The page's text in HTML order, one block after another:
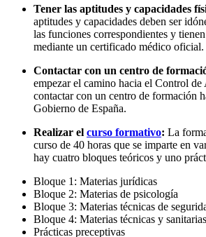
Tener las aptitudes y capacidades
aptitudes y capacidades deben ser
las funciones correspondientes y
mediante un certificado médico oficial.
Contactar con un centro de
empezar el camino hacia el Control de
contactar con un centro de formación
Gobierno de España.
Realizar el curso formativo: La
curso de 40 horas que se imparte en
hay cuatro bloques teóricos y uno
Bloque 1: Materias jurídicas
Bloque 2: Materias de psicología
Bloque 3: Materias técnicas de
Bloque 4: Materias técnicas y sanitarias
Prácticas preceptivas